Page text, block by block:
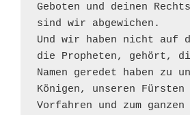
Geboten und deinen
sind wir abgewichen.
Und wir haben nicht auf
die Propheten, gehört,
Namen geredet haben zu
Königen, unseren Fürsten
Vorfahren und zum